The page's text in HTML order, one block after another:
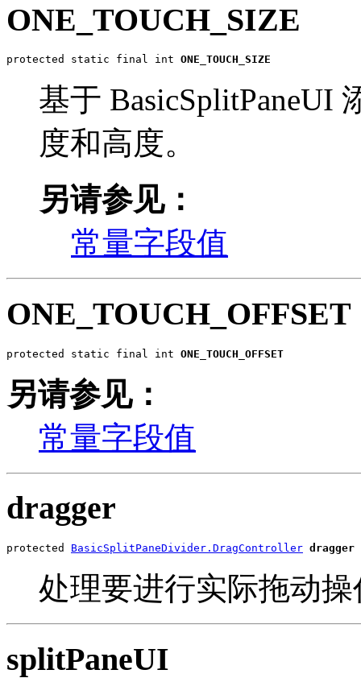
ONE_TOUCH_SIZE
protected static final int ONE_TOUCH_SIZE
基于 BasicSplitPaneUI
度和高度。
另请参见：
常量字段值
ONE_TOUCH_OFFSET
protected static final int ONE_TOUCH_OFFSET
另请参见：
常量字段值
dragger
protected BasicSplitPaneDivider.DragController dragger
处理要进行实际拖动
splitPaneUI